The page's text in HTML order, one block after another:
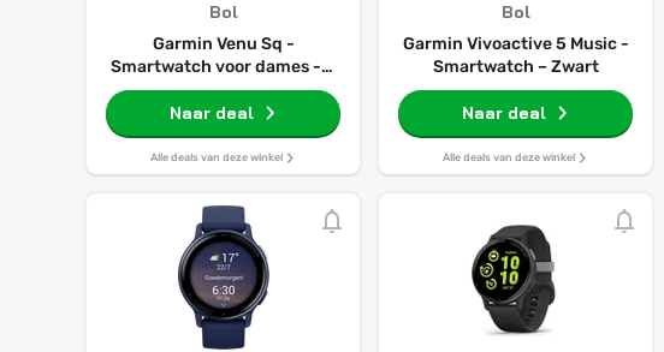
Bol
Garmin Venu Sq -
Smartwatch voor dames - 6
dagen batterij - 41 mm -
Grijs
Naar deal
Alle deals van deze winkel
Bol
Garmin Vivoactive 5 Music -
Smartwatch – Zwart
Naar deal
Alle deals van deze winkel